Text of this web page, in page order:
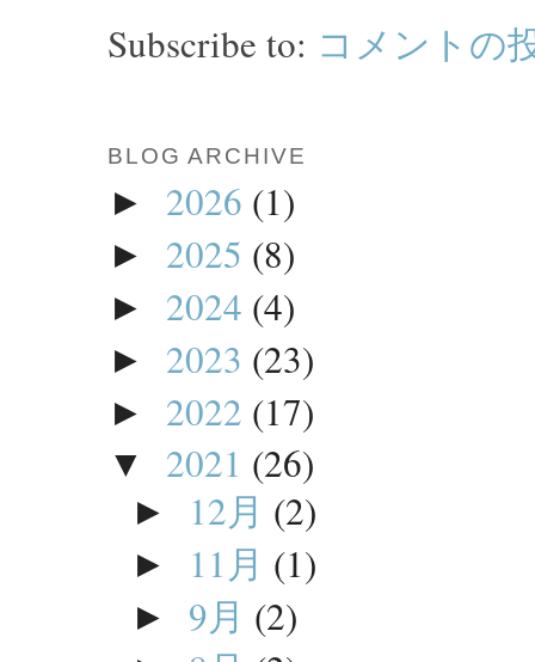
Subscribe to: コメントの
BLOG ARCHIVE
► 2026 (1)
► 2025 (8)
► 2024 (4)
► 2023 (23)
► 2022 (17)
▼ 2021 (26)
► 12月 (2)
► 11月 (1)
► 9月 (2)